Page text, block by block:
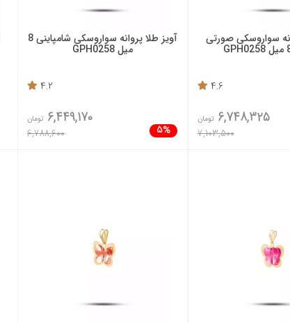
سواروسکی صورتی
4.6
6,748,325 تومان
7,103,500
آویز طلا پروانه سواروسکی شامپاینی 8
میل GPH0258
4.2
5%
6,449,170 تومان
6,788,600